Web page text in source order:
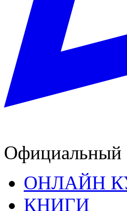
Официальный
ОНЛАЙН
КНИГИ